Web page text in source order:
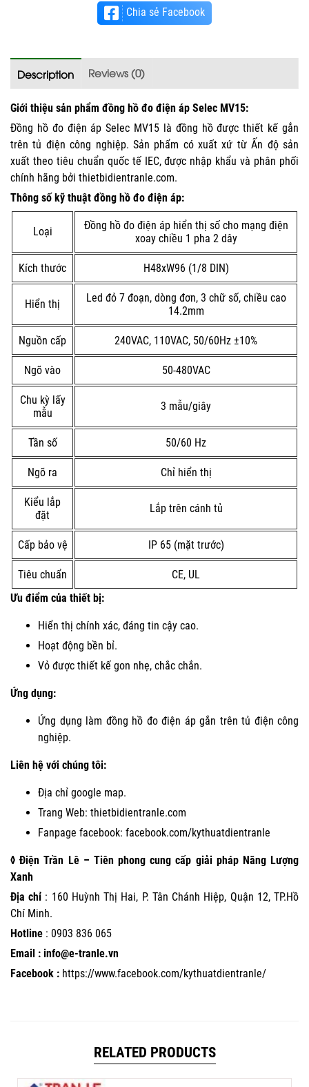
Chia sẻ Facebook
Description Reviews (0)
Giới thiệu sản phẩm đồng hồ đo điện áp Selec MV15:
Đồng hồ đo điện áp Selec MV15 là đồng hồ được thiết kế gắn
trên tủ điện công nghiệp. Sản phẩm có xuất xứ từ Ấn độ sản
xuất theo tiêu chuẩn quốc tế IEC, được nhập khẩu và phân phối
chính hãng bởi thietbidientranle.com.
Thông số kỹ thuật đồng hồ đo điện áp:
Loại
Đồng hồ đo điện áp hiển thị số cho mạng điện
xoay chiều 1 pha 2 dây
Kích thước H48xW96 (1/8 DIN)
Hiển thị
Led đỏ 7 đoạn, dòng đơn, 3 chữ số, chiều cao
14.2mm
Nguồn cấp 240VAC, 110VAC, 50/60Hz ±10%
Ngõ vào 50-480VAC
Chu kỳ lấy
mẫu
3 mẫu/giây
Tần số 50/60 Hz
Ngõ ra Chỉ hiển thị
Kiểu lắp
đặt
Lắp trên cánh tủ
Cấp bảo vệ IP 65 (mặt trước)
Tiêu chuẩn
CE, UL
Ưu điểm của thiết bị:
Hiển thị chính xác, đáng tin cậy cao.
Hoạt động bền bỉ.
Vỏ được thiết kế gon nhẹ, chắc chắn.
Ứng dụng:
Ứng dụng làm đồng hồ đo điện áp gắn trên tủ điện công
nghiệp.
Liên hệ với chúng tôi:
Địa chỉ google map.
Trang Web: thietbidientranle.com
Fanpage facebook: facebook.com/kythuatdientranle
◊ Điện Trần Lê – Tiên phong cung cấp giải pháp Năng Lượng
Xanh
Địa chỉ : 160 Huỳnh Thị Hai, P. Tân Chánh Hiệp, Quận 12, TP.Hồ
Chí Minh.
Hotline : 0903 836 065
Email : info@e-tranle.vn
Facebook : https://www.facebook.com/kythuatdientranle/
RELATED PRODUCTS